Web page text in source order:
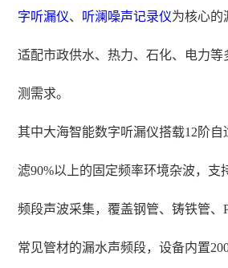
字听漏仪、 听澜 噪声记录仪为核心的
适配市政供水、热力、石化、电力
测需求。
其中大海智能数字听漏仪搭载12阶
滤90%以上的固定频率环境杂波，支
频段声波采集，覆盖钢管、铸铁管、
常见管材的漏水声频段，设备内置